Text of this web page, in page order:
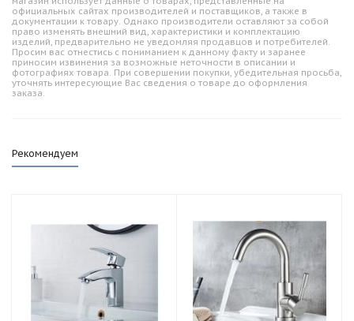
официальных сайтах производителей и поставщиков, а также в
документации к товару. Однако производители оставляют за собой
право изменять внешний вид, характеристики и комплектацию
изделий, предварительно не уведомляя продавцов и потребителей.
Просим вас отнестись с пониманием к данному факту и заранее
приносим извинения за возможные неточности в описании и
фотографиях товара. При совершении покупки, убедительная просьба,
уточнять интересующие Вас сведения о товаре до оформления
заказа.
Рекомендуем